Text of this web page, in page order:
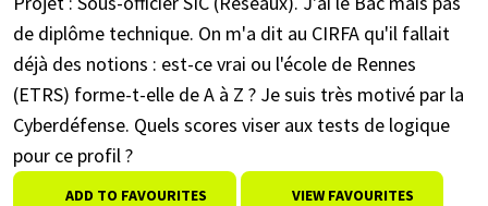
de diplôme technique. On m'a dit au CIRFA qu'il fallait
déjà des notions : est-ce vrai ou l'école de Rennes
(ETRS) forme-t-elle de A à Z ? Je suis très motivé par la
Cyberdéfense. Quels scores viser aux tests de logique
pour ce profil ?
ADD TO FAVOURITES VIEW FAVOURITES